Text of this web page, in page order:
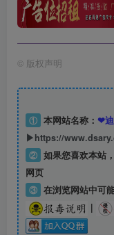
© 版权声明
① 本网站名称： ❤迪
▶https://
② 如果您喜欢本站，
网页
③ 在浏览网站中可
|